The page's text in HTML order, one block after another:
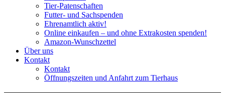
Tier-Patenschaften
Futter- und Sachspenden
Ehrenamtlich aktiv!
Online einkaufen – und ohne Extrakosten spenden!
Amazon-Wunschzettel
Über uns
Kontakt
Kontakt
Öffnungszeiten und Anfahrt zum Tierhaus